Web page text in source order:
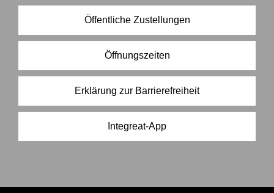
Öffentliche Zustellungen
Öffnungszeiten
Erklärung zur Barrierefreiheit
Integreat-App